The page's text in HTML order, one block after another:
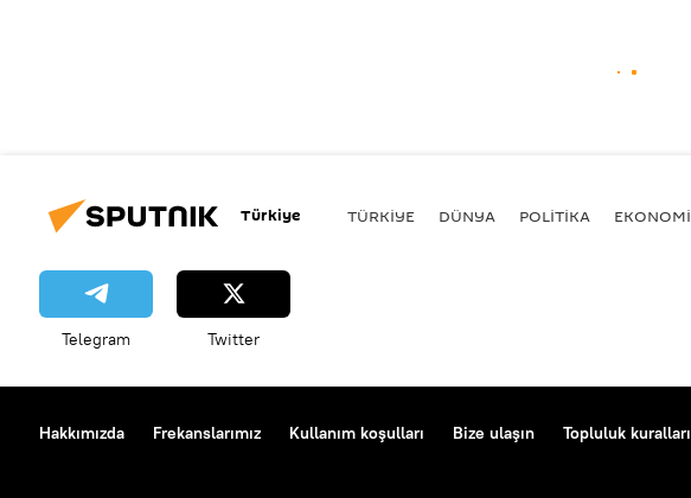
Türkiye TÜRKIYE DÜNYA POLİTİKA EKONOMİ
Telegram Twitter
Hakkımızda Frekanslarımız Kullanım koşulları Bize ulaşın Topluluk kuralları